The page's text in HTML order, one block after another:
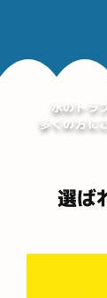
水のトラ
多くの方に
選ば